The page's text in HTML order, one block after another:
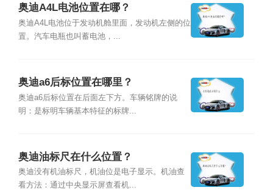
奥迪A4L电池位置在哪？
奥迪A4L电池位于发动机舱里面，发动机左侧的位
置。汽车电瓶也叫蓄电池，...
奥迪a6后标位置在哪里？
奥迪a6后标位置在后面左下方。车辆铭牌的说
明：是标明车辆基本特征的标牌...
奥迪油标尺在什么位置？
奥迪没有机油标尺，机油位是电子显示。机油查
看方法：通过中央显示屏查看机...